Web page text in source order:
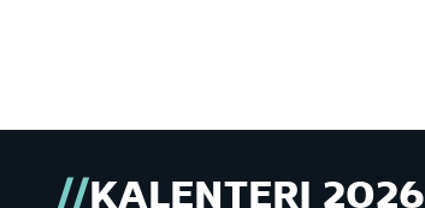
KALENTERI 2026